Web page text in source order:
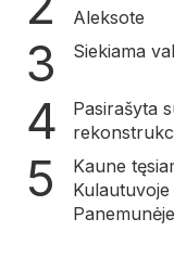
Aleksote
Siekiama
Pasirašyta
Kaune